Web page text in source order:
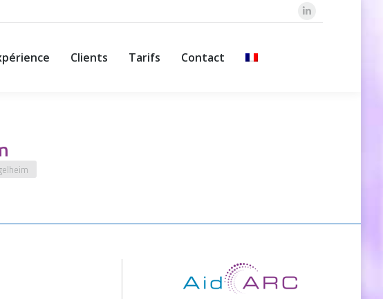
LinkedIn
Clients Tarifs Contact
Clients Tarifs Contact Recherche